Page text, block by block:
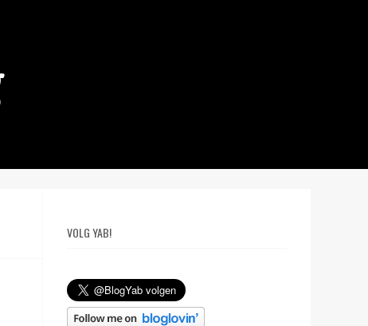
VOLG YAB!